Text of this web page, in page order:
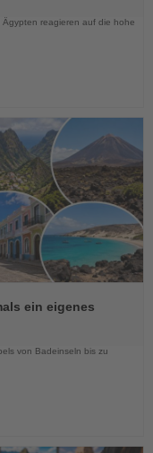
reagieren auf die hohe
ein eigenes
von Badeinseln bis zu